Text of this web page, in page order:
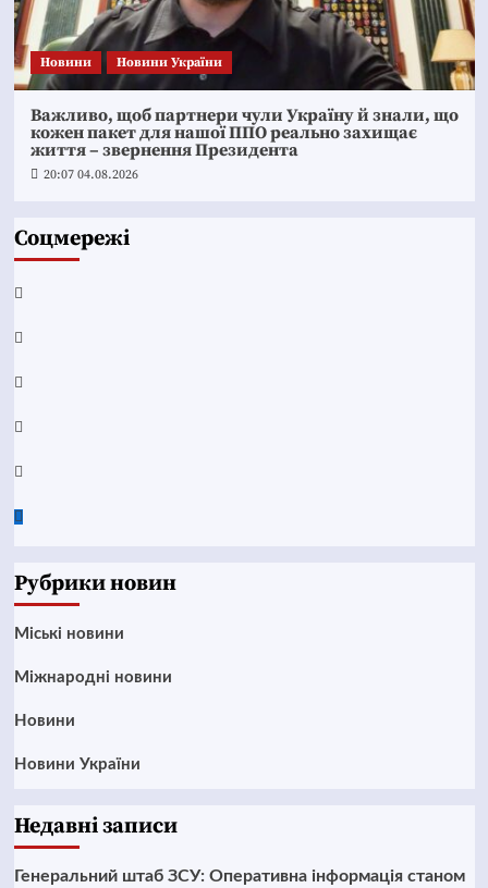
Новини Новини України
Важливо, щоб партнери чули Україну й знали, що
кожен пакет для нашої ППО реально захищає
життя – звернення Президента
20:07 04.08.2026
Соцмережі
Facebook
YouTube
Telegram
Instagram
Twitter
Рубрики новин
Mіські новини
Міжнародні новини
Новини
Новини України
Недавні записи
Генеральний штаб ЗСУ: Оперативна інформація станом